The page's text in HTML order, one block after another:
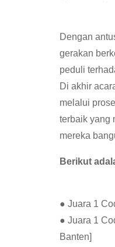
Dengan
gerakan
peduli
Di akhir
melalui
terbaik yang
mereka
Berikut
● Juara 1
● Juara 1
Banten]